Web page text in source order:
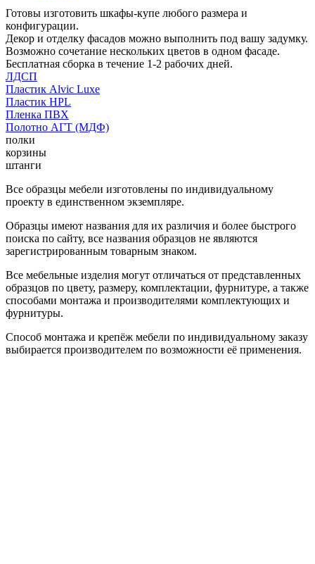
Готовы изготовить шкафы-купе любого размера и
конфигурации.
Декор и отделку фасадов можно выполнить под вашу задумку.
Возможно сочетание нескольких цветов в одном фасаде.
Бесплатная сборка в течение 1-2 рабочих дней.
ЛДСП
Пластик Alvic Luxe
Пластик HPL
Пленка ПВХ
Полотно АГТ (МДФ)
полки
корзины
штанги
Все образцы мебели изготовлены по индивидуальному
проекту в единственном экземпляре.
Образцы имеют названия для их различия и более быстрого
поиска по сайту, все названия образцов не являются
зарегистрированным товарным знаком.
Все мебельные изделия могут отличаться от представленных
образцов по цвету, размеру, комплектации, фурнитуре, а также
способами монтажа и производителями комплектующих и
фурнитуры.
Способ монтажа и крепёж мебели по индивидуальному заказу
выбирается производителем по возможности её применения.